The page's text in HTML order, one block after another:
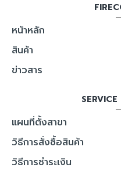
หน้าหลัก
สินค้า
ข่าวสาร
แผนที่ตั้งสาขา
วิธีการสั่งซื้อสินค้า
วิธีการชำระเงิน